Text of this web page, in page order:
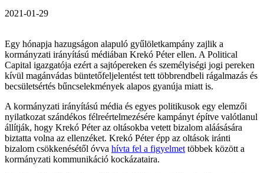
2021-01-29
Egy hónapja hazugságon alapuló gyűlöletkampány zajlik a
kormányzati irányítású médiában Krekó Péter ellen. A Political
Capital igazgatója ezért a sajtópereken és személyiségi jogi pereken
kívül magánvádas büntetőfeljelentést tett többrendbeli rágalmazás és
becsületsértés bűncselekmények alapos gyanúja miatt is.
A kormányzati irányítású média és egyes politikusok egy elemzői
nyilatkozat szándékos félreértelmezésére kampányt építve valótlanul
állítják, hogy Krekó Péter az oltásokba vetett bizalom aláásására
biztatta volna az ellenzéket. Krekó Péter épp az oltások iránti
bizalom csökkenésétől óvva hívta fel a figyelmet többek között a
kormányzati kommunikáció kockázataira.